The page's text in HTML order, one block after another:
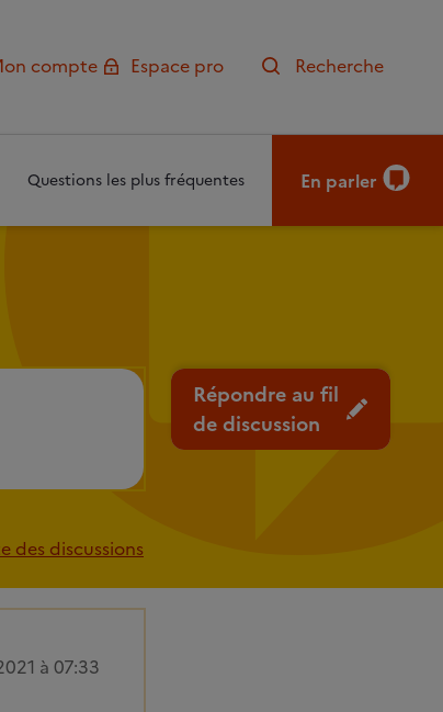
compte
Espace pro Recherche
Questions les plus fréquentes En parler
Répondre au fil
de discussion
des discussions
à 07:33